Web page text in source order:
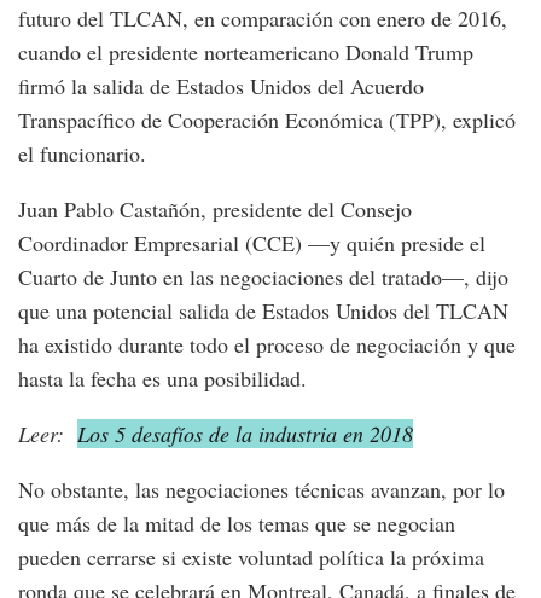
futuro del TLCAN, en comparación con enero de 2016,
cuando el presidente norteamericano Donald Trump
firmó la salida de Estados Unidos del Acuerdo
Transpacífico de Cooperación Económica (TPP), explicó
el funcionario.
Juan Pablo Castañón, presidente del Consejo
Coordinador Empresarial (CCE) —y quién preside el
Cuarto de Junto en las negociaciones del tratado—, dijo
que una potencial salida de Estados Unidos del TLCAN
ha existido durante todo el proceso de negociación y que
hasta la fecha es una posibilidad.
Leer: Los 5 desafíos de la industria en 2018
No obstante, las negociaciones técnicas avanzan, por lo
que más de la mitad de los temas que se negocian
pueden cerrarse si existe voluntad política la próxima
ronda que se celebrará en Montreal, Canadá, a finales de